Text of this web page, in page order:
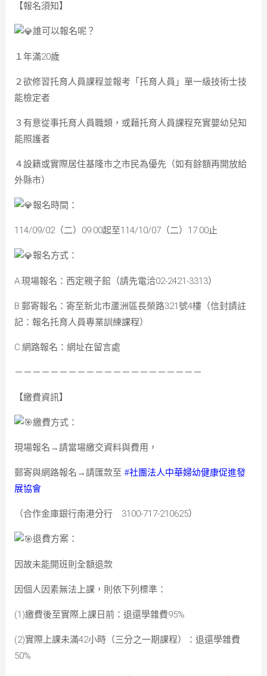
【報名須知】
誰可以報名呢？
１年滿20歲
２欲修習托育人員課程並報考「托育人員」單一級技術士技
能檢定者
３有意從事托育人員職類，或藉托育人員課程充實嬰幼兒知
能照護者
４設籍或實際居住基隆市之市民為優先（如有餘額再開放給
外縣市）
報名時間：
114/09/02（二）09:00起至114/10/07（二）17:00止
報名方式：
A.現場報名：西定親子館（請先電洽02-2421-3313）
B.郵寄報名：寄至新北市蘆洲區長榮路321號4樓（信封請註
記：報名托育人員專業訓練課程）
C.網路報名：網址在留言處
－－－－－－－－－－－－－－－－－－－－－
【繳費資訊】
繳費方式：
現場報名→請當場繳交資料與費用，
郵寄與網路報名→請匯款至 #社團法人中華婦幼健康促進發
展協會
（合作金庫銀行南港分行 3100-717-210625）
退費方案：
因故未能開班則全額退款
因個人因素無法上課，則依下列標準：
(1)繳費後至實際上課日前：退還學雜費95%
(2)實際上課未滿42小時（三分之一期課程）：退還學雜費
50%